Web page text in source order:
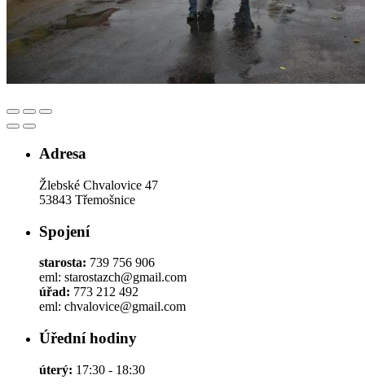
Adresa
Žlebské Chvalovice 47
53843 Třemošnice
Spojení
starosta: 739 756 906
eml: starostazch@gmail.com
úřad: 773 212 492
eml: chvalovice@gmail.com
Úřední hodiny
úterý: 17:30 - 18:30